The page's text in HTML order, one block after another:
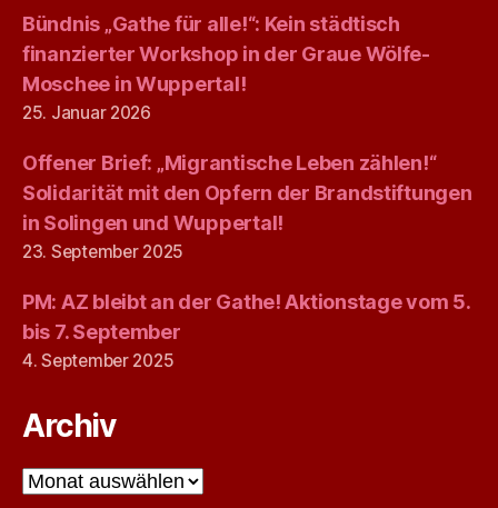
Bündnis „Gathe für alle!“: Kein städtisch
finanzierter Workshop in der Graue Wölfe-
Moschee in Wuppertal!
25. Januar 2026
Offener Brief: „Migrantische Leben zählen!“
Solidarität mit den Opfern der Brandstiftungen
in Solingen und Wuppertal!
23. September 2025
PM: AZ bleibt an der Gathe! Aktionstage vom 5.
bis 7. September
4. September 2025
Archiv
Archiv